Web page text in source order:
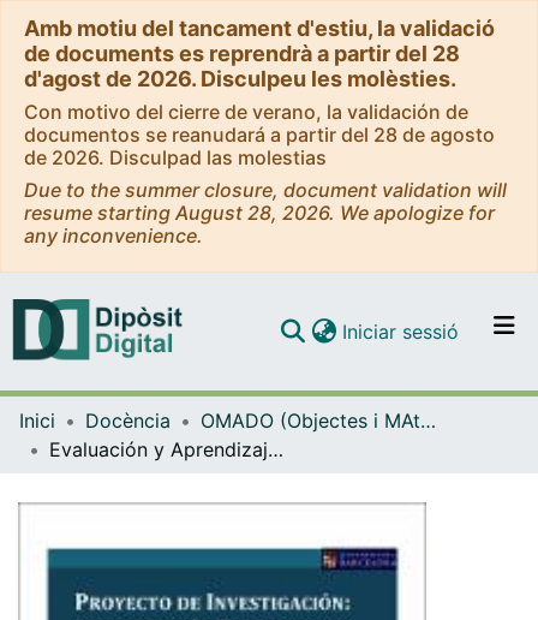
Amb motiu del tancament d'estiu, la validació
de documents es reprendrà a partir del 28
d'agost de 2026. Disculpeu les molèsties.
Con motivo del cierre de verano, la validación de
documentos se reanudará a partir del 28 de agosto
de 2026. Disculpad las molestias
Due to the summer closure, document validation will
resume starting August 28, 2026. We apologize for
any inconvenience.
Navega per tot el DD
Com publicar
Iniciar sessió (current)
Inici Docència
OMADO (Objectes i MAterials DOcents)
Evaluación y Aprendizaje y Servicio. Ejemplo de un proyecto de investigación